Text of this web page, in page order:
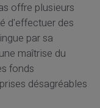
offre plusieurs
d'effectuer des
par sa
maîtrise du
fonds
désagréables